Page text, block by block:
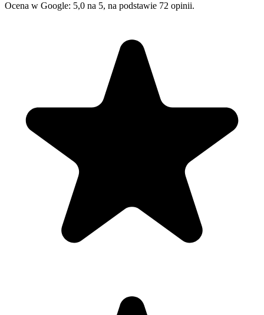
Ocena w Google: 5,0 na 5, na podstawie 72 opinii.